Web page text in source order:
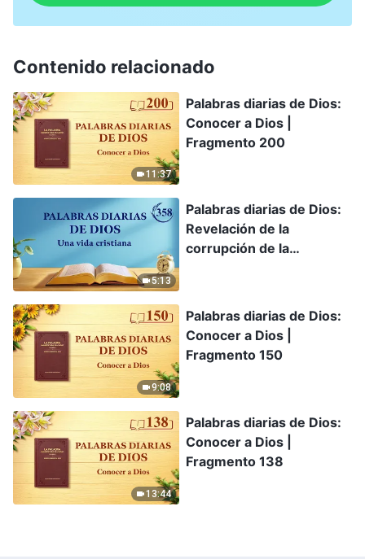
Contenido relacionado
11:37
Palabras diarias de Dios:
Conocer a Dios |
Fragmento 200
5:13
Palabras diarias de Dios:
Revelación de la
corrupción de la
9:08
Palabras diarias de Dios:
Conocer a Dios |
Fragmento 150
13:44
Palabras diarias de Dios:
Conocer a Dios |
Fragmento 138